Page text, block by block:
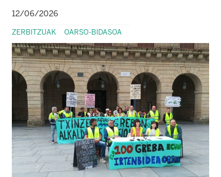
12/06/2026
ZERBITZUAK OARSO-BIDASOA